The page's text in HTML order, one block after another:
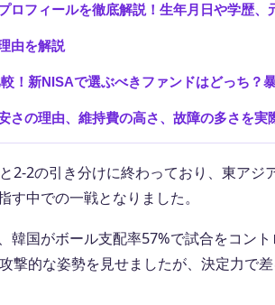
ロフィールを徹底解説！生年月日や学歴
由を解説
！新NISAで選ぶべきファンドはどっち？
さの理由、維持費の高さ、故障の多さを
2の引き分けに終わっており、東アジ
中での一戦となりました。
国がボール支配率57%で試合をコント
的な姿勢を見せましたが、決定力で差